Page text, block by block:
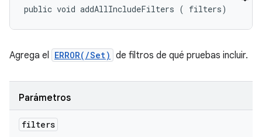
public void addAllIncludeFilters ( filters)
Agrega el ERROR(/Set) de filtros de qué pruebas incluir.
Parámetros
filters